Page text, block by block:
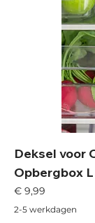
Deksel voor
Opbergbox
Prijs
€ 9,99
2-5 werkdagen